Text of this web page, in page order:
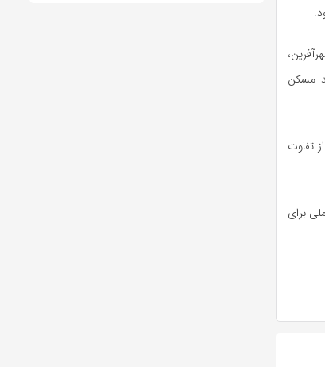
و همچنین برنامه ساخت ۲۰۰ هزار واحد مسکن
تفاوت
برای